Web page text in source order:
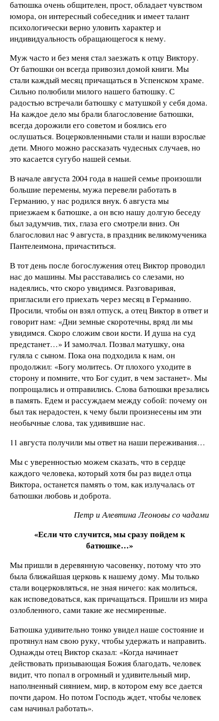
батюшка очень общителен, прост, обладает чувством
юмора, он интересный собеседник и имеет талант
психологически верно уловить характер и
индивидуальность обращающегося к нему.
Муж часто и без меня стал заезжать к отцу Виктору.
От батюшки он всегда привозил домой книги. Мы
стали каждый месяц причащаться в Успенском храме.
Сильно полюбили милого нашего батюшку. С
радостью встречали батюшку с матушкой у себя дома.
На каждое дело мы брали благословение батюшки,
всегда дорожили его советом и боялись его
ослушаться. Воцерковленными стали и наши взрослые
дети. Много можно рассказать чудесных случаев, но
это касается сугубо нашей семьи.
В начале августа 2004 года в нашей семье произошли
большие перемены, мужа перевели работать в
Германию, у нас родился внук. 6 августа мы
приезжаем к батюшке, а он всю нашу долгую беседу
был задумчив, тих, глаза его смотрели вниз. Он
благословил нас 9 августа, в праздник великомученика
Пантелеимона, причаститься.
В тот день после богослужения отец Виктор проводил
нас до машины. Мы расставались со слезами, но
надеялись, что скоро увидимся. Разговаривая,
пригласили его приехать через месяц в Германию.
Просили, чтобы он взял отпуск, а отец Виктор в ответ и
говорит нам: «Дни земные скоротечны, вряд ли мы
увидимся. Скоро сложим свои кости. И душа на суд
предстанет…» И замолчал. Позвал матушку, она
гуляла с сыном. Пока она подходила к нам, он
продолжил: «Богу молитесь. От плохого уходите в
сторону и помните, что Бог судит, в чем застанет». Мы
попрощались и отправились. Слова батюшки врезались
в память. Едем и рассуждаем между собой: почему он
был так нерадостен, к чему были произнесены им эти
необычные слова, так удивившие нас.
11 августа получили мы ответ на наши переживания…
Мы с уверенностью можем сказать, что в сердце
каждого человека, который хотя бы раз видел отца
Виктора, останется память о том, как излучалась от
батюшки любовь и доброта.
Петр и Алевтина Леоновы со чадами
«Если что случится, мы сразу пойдем к
батюшке…»
Мы пришли в деревянную часовенку, потому что это
была ближайшая церковь к нашему дому. Мы только
стали воцерковляться, не зная ничего: как молиться,
как исповедоваться, как причащаться. Пришли из мира
озлобленного, сами такие же несмиренные.
Батюшка удивительно тонко увидел наше состояние и
протянул нам свою руку, чтобы удержать и направить.
Однажды отец Виктор сказал: «Когда начинает
действовать призывающая Божия благодать, человек
видит, что попал в огромный и удивительный мир,
наполненный сиянием, мир, в котором ему все дается
почти даром. Но потом Господь ждет, чтобы человек
сам начинал работать».